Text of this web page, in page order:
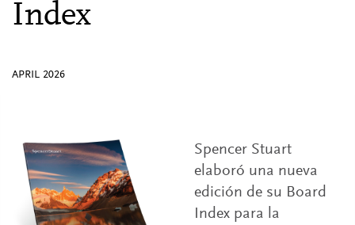
Index
APRIL 2026
Spencer Stuart
elaboró una nueva
edición de su Board
Index para la